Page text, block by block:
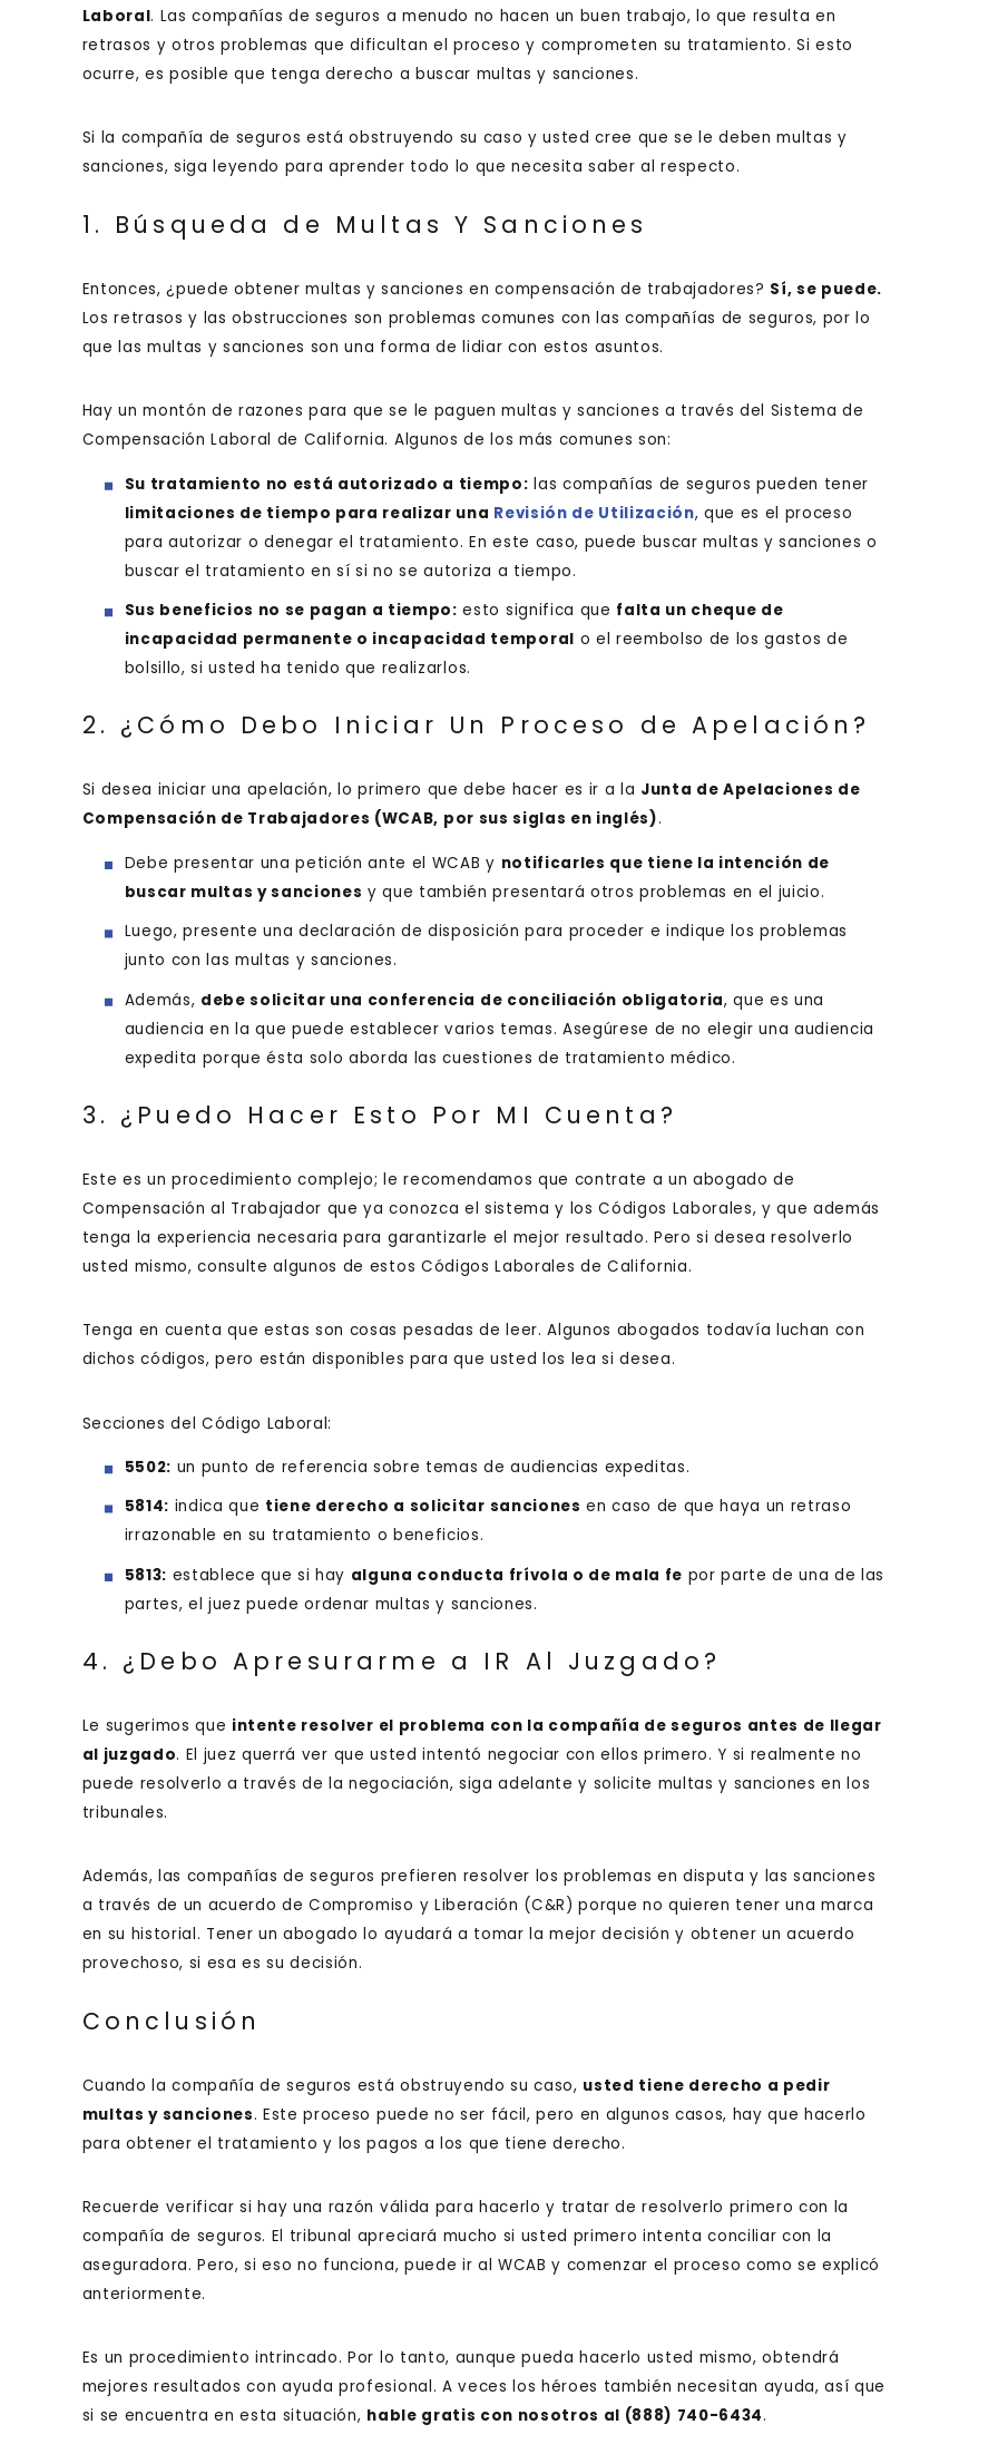
Laboral. Las compañías de seguros a menudo no hacen un buen trabajo, lo que resulta en
retrasos y otros problemas que dificultan el proceso y comprometen su tratamiento. Si esto
ocurre, es posible que tenga derecho a buscar multas y sanciones.
Si la compañía de seguros está obstruyendo su caso y usted cree que se le deben multas y
sanciones, siga leyendo para aprender todo lo que necesita saber al respecto.
1. Búsqueda de Multas Y Sanciones
Entonces, ¿puede obtener multas y sanciones en compensación de trabajadores? Sí, se puede.
Los retrasos y las obstrucciones son problemas comunes con las compañías de seguros, por lo
que las multas y sanciones son una forma de lidiar con estos asuntos.
Hay un montón de razones para que se le paguen multas y sanciones a través del Sistema de
Compensación Laboral de California. Algunos de los más comunes son:
Su tratamiento no está autorizado a tiempo: las compañías de seguros pueden tener
limitaciones de tiempo para realizar una Revisión de Utilización, que es el proceso
para autorizar o denegar el tratamiento. En este caso, puede buscar multas y sanciones o
buscar el tratamiento en sí si no se autoriza a tiempo.
Sus beneficios no se pagan a tiempo: esto significa que falta un cheque de
incapacidad permanente o incapacidad temporal o el reembolso de los gastos de
bolsillo, si usted ha tenido que realizarlos.
2. ¿Cómo Debo Iniciar Un Proceso de Apelación?
Si desea iniciar una apelación, lo primero que debe hacer es ir a la Junta de Apelaciones de
Compensación de Trabajadores (WCAB, por sus siglas en inglés).
Debe presentar una petición ante el WCAB y notificarles que tiene la intención de
buscar multas y sanciones y que también presentará otros problemas en el juicio.
Luego, presente una declaración de disposición para proceder e indique los problemas
junto con las multas y sanciones.
Además, debe solicitar una conferencia de conciliación obligatoria, que es una
audiencia en la que puede establecer varios temas. Asegúrese de no elegir una audiencia
expedita porque ésta solo aborda las cuestiones de tratamiento médico.
3. ¿Puedo Hacer Esto Por MI Cuenta?
Este es un procedimiento complejo; le recomendamos que contrate a un abogado de
Compensación al Trabajador que ya conozca el sistema y los Códigos Laborales, y que además
tenga la experiencia necesaria para garantizarle el mejor resultado. Pero si desea resolverlo
usted mismo, consulte algunos de estos Códigos Laborales de California.
Tenga en cuenta que estas son cosas pesadas de leer. Algunos abogados todavía luchan con
dichos códigos, pero están disponibles para que usted los lea si desea.
Secciones del Código Laboral:
5502: un punto de referencia sobre temas de audiencias expeditas.
5814: indica que tiene derecho a solicitar sanciones en caso de que haya un retraso
irrazonable en su tratamiento o beneficios.
5813: establece que si hay alguna conducta frívola o de mala fe por parte de una de las
partes, el juez puede ordenar multas y sanciones.
4. ¿Debo Apresurarme a IR Al Juzgado?
Le sugerimos que intente resolver el problema con la compañía de seguros antes de llegar
al juzgado. El juez querrá ver que usted intentó negociar con ellos primero. Y si realmente no
puede resolverlo a través de la negociación, siga adelante y solicite multas y sanciones en los
tribunales.
Además, las compañías de seguros prefieren resolver los problemas en disputa y las sanciones
a través de un acuerdo de Compromiso y Liberación (C&R) porque no quieren tener una marca
en su historial. Tener un abogado lo ayudará a tomar la mejor decisión y obtener un acuerdo
provechoso, si esa es su decisión.
Conclusión
Cuando la compañía de seguros está obstruyendo su caso, usted tiene derecho a pedir
multas y sanciones. Este proceso puede no ser fácil, pero en algunos casos, hay que hacerlo
para obtener el tratamiento y los pagos a los que tiene derecho.
Recuerde verificar si hay una razón válida para hacerlo y tratar de resolverlo primero con la
compañía de seguros. El tribunal apreciará mucho si usted primero intenta conciliar con la
aseguradora. Pero, si eso no funciona, puede ir al WCAB y comenzar el proceso como se explicó
anteriormente.
Es un procedimiento intrincado. Por lo tanto, aunque pueda hacerlo usted mismo, obtendrá
mejores resultados con ayuda profesional. A veces los héroes también necesitan ayuda, así que
si se encuentra en esta situación, hable gratis con nosotros al (888) 740-6434.